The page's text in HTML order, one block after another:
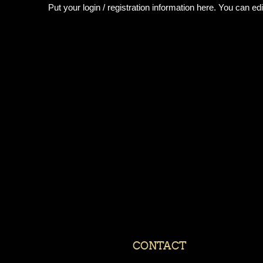
Put your login / registration information here. You can
CONTACT